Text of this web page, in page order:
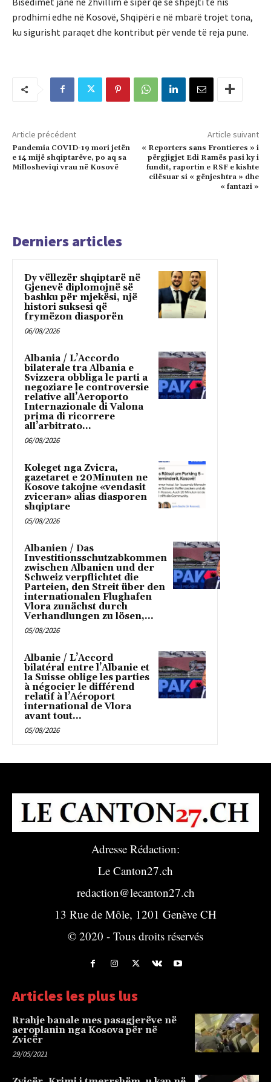
prodhimi edhe në Kosovë, Shqipëri e në mbarë trojet tona,
ku sigurisht paraqet dhe kontribut për vende të reja pune.
Article précédent
Pandemia COVID-19 mori jetën
e 14 mijë shqiptarëve, po aq sa
Millosheviqi vrau në Kosovë
Article suivant
« Reporters sans Frontieres » i
përgjigjet Edi Ramës pasi ky i
fundit, raportin e RSF e kishte
cilësuar si « gënjeshtra » dhe
« fantazi »
Derniers articles
Dy vëllezër shqiptarë në
Gjenevë diplomojnë së
bashku për mjekësi, një
histori suksesi që
frymëzon diasporën
06/08/2026
Albania / L’Accordo
bilaterale tra Albania e
Svizzera obbliga le parti a
negoziare le controversie
relative all’Aeroporto
Internazionale di Valona
prima di ricorrere
all’arbitrato...
06/08/2026
Koleget nga Zvicra,
gazetaret e 20Minuten ne
Kosove takojne «vendasit
zviceran» alias diasporen
shqiptare
05/08/2026
Albanien / Das
Investitionsschutzabkommen
zwischen Albanien und der
Schweiz verpflichtet die
Parteien, den Streit über den
internationalen Flughafen
Vlora zunächst durch
Verhandlungen zu lösen,...
05/08/2026
Albanie / L’Accord
bilatéral entre l’Albanie et
la Suisse oblige les parties
à négocier le différend
relatif à l’Aéroport
international de Vlora
avant tout...
05/08/2026
Adresse Rédaction:
Le Canton27.ch
redaction@lecanton27.ch
13 Rue de Môle, 1201 Genève CH
© 2020 - Tous droits réservés
Articles les plus lus
Rrahje banale mes pasagjerëve në
aeroplanin nga Kosova për në
Zvicër
29/05/2021